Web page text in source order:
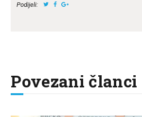
Podijeli:
Povezani članci